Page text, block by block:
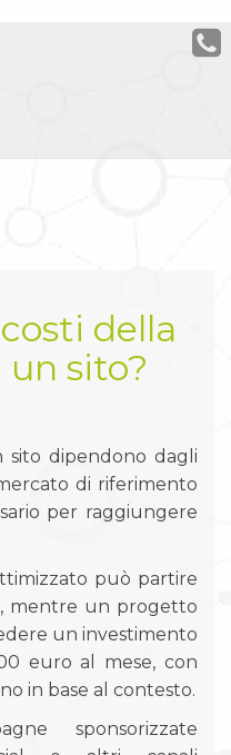
della
sito?
sito dipendono dagli
di riferimento
per raggiungere
può partire
mentre un progetto
un investimento
euro al mese, con
in base al contesto.
sponsorizzate